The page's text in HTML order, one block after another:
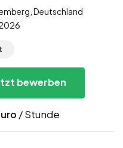
Deutschland
bewerben
/ Stunde